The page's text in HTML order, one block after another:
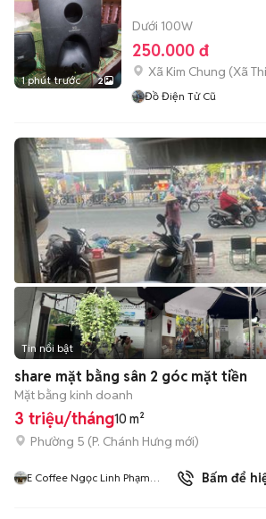
1 phút trước 2
Dưới 100W
250.000 đ
Xã Kim Chung (Xã
Đồ Điện Tử Cũ
Tin nổi bật
share mặt bằng sân 2 góc mặt tiền
Mặt bằng kinh doanh
3 triệu/tháng10 m²
Phường 5 (P. Chánh Hưng mới)
E Coffee Ngọc Linh Phạm
1đã bán
Bấm để